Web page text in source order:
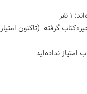
نفر
(تاكنون
امتیاز نداده‌اید